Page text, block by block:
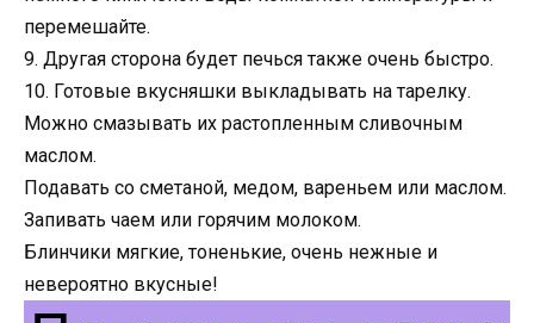
перемешайте.
9. Другая сторона будет печься также очень быстро.
10. Готовые вкусняшки выкладывать на тарелку.
Можно смазывать их растопленным сливочным
маслом.
Подавать со сметаной, медом, вареньем или маслом.
Запивать чаем или горячим молоком.
Блинчики мягкие, тоненькие, очень нежные и
невероятно вкусные!